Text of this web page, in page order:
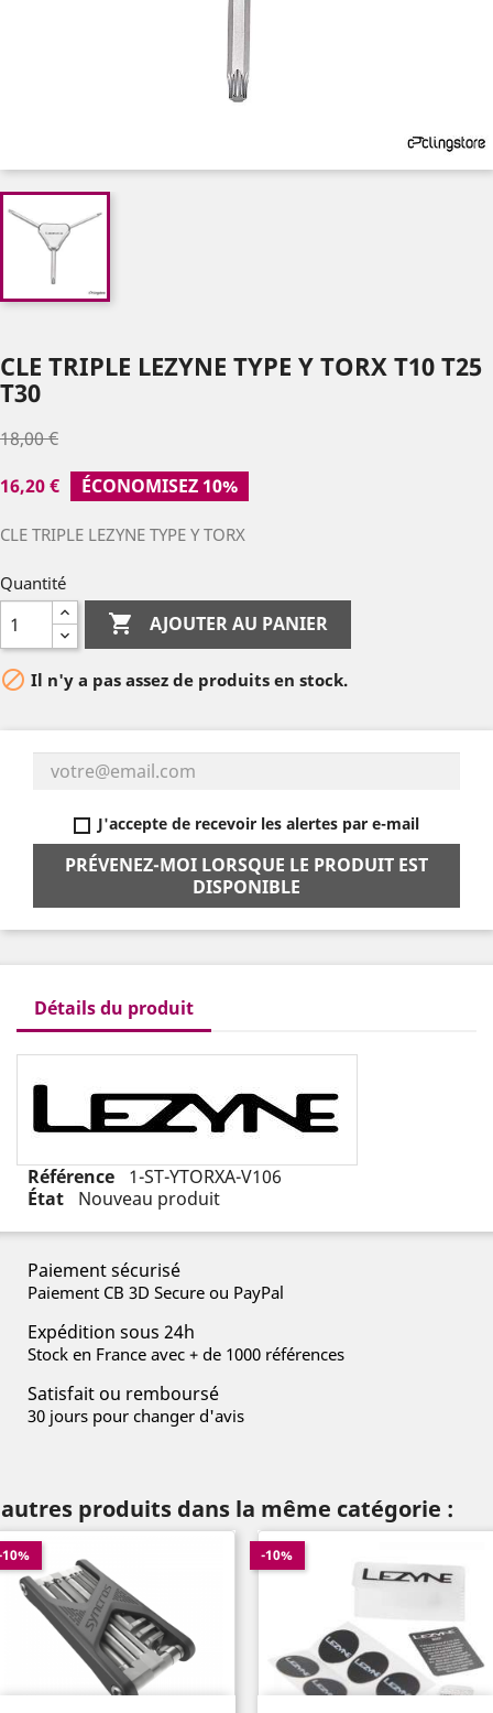
CLE TRIPLE LEZYNE TYPE Y TORX T10 T25
T30
18,00 €
16,20 €
ÉCONOMISEZ 10%
CLE TRIPLE LEZYNE TYPE Y TORX
Quantité
 AJOUTER AU PANIER
 Il n'y a pas assez de produits en stock.
J'accepte de recevoir les alertes par e-mail
PRÉVENEZ-MOI LORSQUE LE PRODUIT EST
DISPONIBLE
Détails du produit
Référence
1-ST-YTORXA-V106
État
Nouveau produit
Paiement sécurisé
Paiement CB 3D Secure ou PayPal
Expédition sous 24h
Stock en France avec + de 1000 références
Satisfait ou remboursé
30 jours pour changer d'avis
produits dans la même catégorie :
-10%